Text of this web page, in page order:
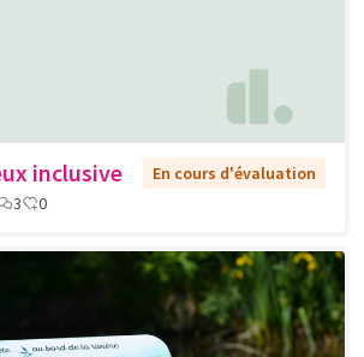
inclusive
En cours d'évaluation
3 0